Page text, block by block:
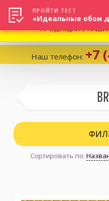
Избранное:
Каталог
Наш телефон: +7
Сортировать по:
ВНИМАНИЕ! В СВЯЗИ С
УТОЧНЯТЬ АКТУАЛЬНУЮ
ПРОДУКЦИИ У
ПРОЙТИ ТЕСТ